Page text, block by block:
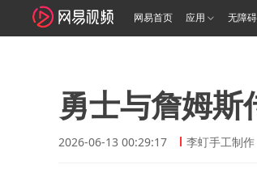
网易首页 应用 无障
勇士与詹姆
2026-06-13 00:29:17 李虰手工制作